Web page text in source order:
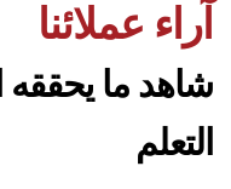
آراء عملائنا
شاهد ما
التعلم